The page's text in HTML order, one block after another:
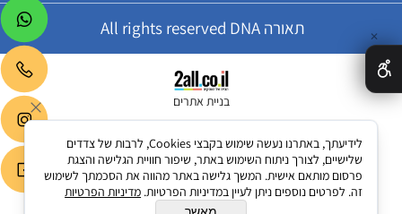
תאורה All rights reserved DNA
בניית אתרים
✕
לידיעתך, באתרנו נעשה שימוש בקבצי Cookies, לרבות של צדדים
שלישיים, לצורך ניתוח השימוש באתר, שיפור חוויית הגלישה והצגת
פרסום מותאם אישית. המשך גלישה באתר מהווה את הסכמתך לשימוש
זה. לפרטים נוספים ניתן לעיין במדיניות הפרטיות. מדיניות הפרטיות